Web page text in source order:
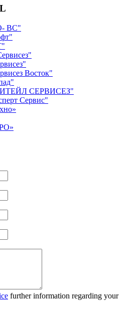
ВС"
Восток"
СЕРВИСЕЗ"
Сервис"
further information regarding your